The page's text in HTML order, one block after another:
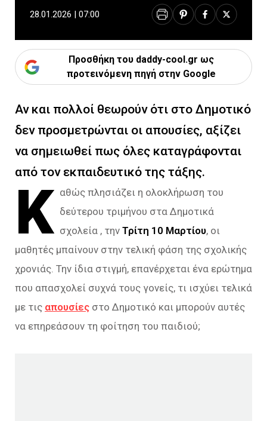
28.01.2026 | 07:00
Προσθήκη του daddy-cool.gr ως
προτεινόμενη πηγή στην Google
Αν και πολλοί θεωρούν ότι στο Δημοτικό
δεν προσμετρώνται οι απουσίες, αξίζει
να σημειωθεί πως όλες καταγράφονται
από τον εκπαιδευτικό της τάξης.
Κ αθώς πλησιάζει η ολοκλήρωση του
δεύτερου τριμήνου στα Δημοτικά
σχολεία , την Τρίτη 10 Μαρτίου, οι
μαθητές μπαίνουν στην τελική φάση της σχολικής
χρονιάς. Την ίδια στιγμή, επανέρχεται ένα ερώτημα
που απασχολεί συχνά τους γονείς, τι ισχύει τελικά
με τις απουσίες στο Δημοτικό και μπορούν αυτές
να επηρεάσουν τη φοίτηση του παιδιού;